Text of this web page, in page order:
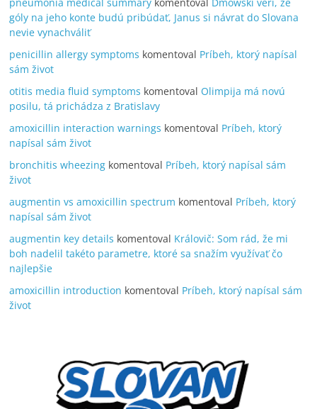
góly na jeho konte budú pribúdať, Janus si návrat do Slovana
nevie vynachváliť
penicillin allergy symptoms komentoval Príbeh, ktorý napísal
sám život
otitis media fluid symptoms komentoval Olimpija má novú
posilu, tá prichádza z Bratislavy
amoxicillin interaction warnings komentoval Príbeh, ktorý
napísal sám život
bronchitis wheezing komentoval Príbeh, ktorý napísal sám
život
augmentin vs amoxicillin spectrum komentoval Príbeh, ktorý
napísal sám život
augmentin key details komentoval Královič: Som rád, že mi
boh nadelil takéto parametre, ktoré sa snažím využívať čo
najlepšie
amoxicillin introduction komentoval Príbeh, ktorý napísal sám
život